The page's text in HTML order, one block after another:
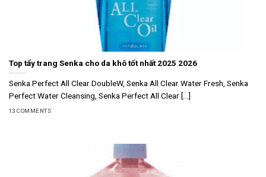
Top tẩy trang Senka cho da khô tốt nhất 2025 2026
Senka Perfect All Clear DoubleW, Senka All Clear Water Fresh, Senka
Perfect Water Cleansing, Senka Perfect All Clear [...]
13 COMMENTS